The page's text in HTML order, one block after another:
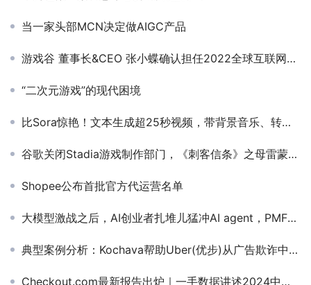
当一家头部MCN决定做AIGC产品
游戏谷 董事长&CEO 张小蝶确认担任2022全球互联网产业CEO大会 主峰会演讲嘉宾
“二次元游戏”的现代困境
比Sora惊艳！文本生成超25秒视频，带背景音乐、转场等效果
谷歌关闭Stadia游戏制作部门，《刺客信条》之母雷蒙德离职
Shopee公布首批官方代运营名单
大模型激战之后，AI创业者扎堆儿猛冲AI agent，PMF找到了？
典型案例分析：Kochava帮助Uber(优步)从广告欺诈中追回数百万美元
Checkout.com最新报告出炉｜一手数据讲述2024中东北非地区的消费现状